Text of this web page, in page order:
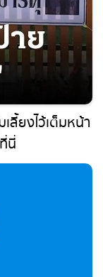
ยงไว้เต็ม
ที่นี่